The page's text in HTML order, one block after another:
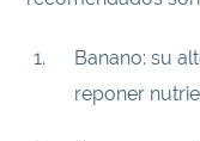
Banano: su
reponer